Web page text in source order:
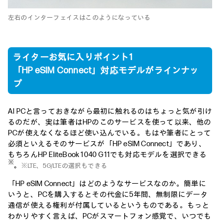
左右のインターフェイスはこのようになっている
ライターお気に入りポイント1
「HP eSIM Connect」対応モデルがラインナッ
プ
AI PCと言っておきながら最初に触れるのはちょっと気が引け
るのだが、実は筆者はHPのこのサービスを使って以来、他の
PCが使えなくなるほど使い込んでいる。もはや筆者にとって
必須といえるそのサービスが「HP eSIM Connect」であり、
もちろんHP EliteBook 1040 G11でも対応モデルを選択できる
※。 ※LTE、5G/LTEの選択もできる
「HP eSIM Connect」はどのようなサービスなのか。簡単に
いうと、PCを購入するとその代金に5年間、無制限にデータ
通信が使える権利が付属しているというものである。もっと
わかりやすく言えば、PCがスマートフォン感覚で、いつでも